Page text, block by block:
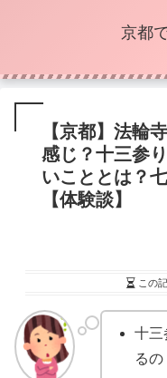
京都
【京都】法輪
感じ？十三参
いこととは？
【体験談】
この
十三
る